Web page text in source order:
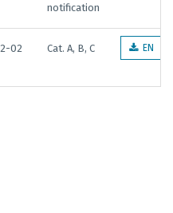
notification
02 Cat. A, B, C EN